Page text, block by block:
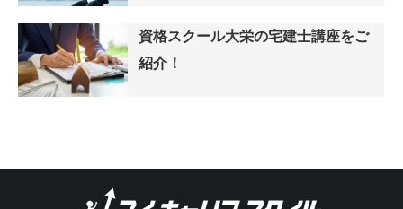
資格スクール大栄の宅建士講座をご
紹介！